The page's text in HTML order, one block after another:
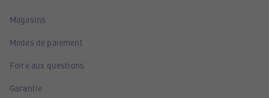
Magasins
Modes de paiement
Foire aux questions
Garantie